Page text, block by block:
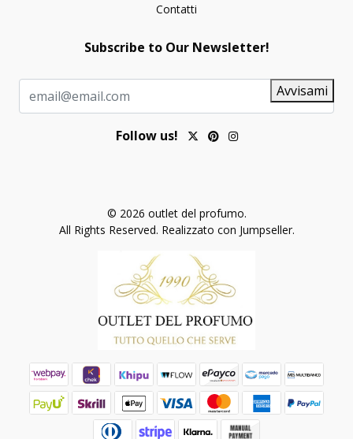
Contatti
Subscribe to Our Newsletter!
Avvisami
Follow us!
© 2026 outlet del profumo.
All Rights Reserved. Realizzato con Jumpseller.